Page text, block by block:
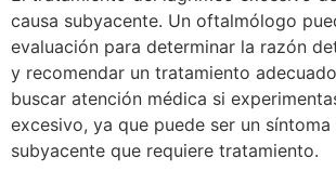
causa subyacente. Un oftalmólogo
evaluación para determinar la razón
y recomendar un tratamiento
buscar atención médica si
excesivo, ya que puede ser un
subyacente que requiere tratamiento.